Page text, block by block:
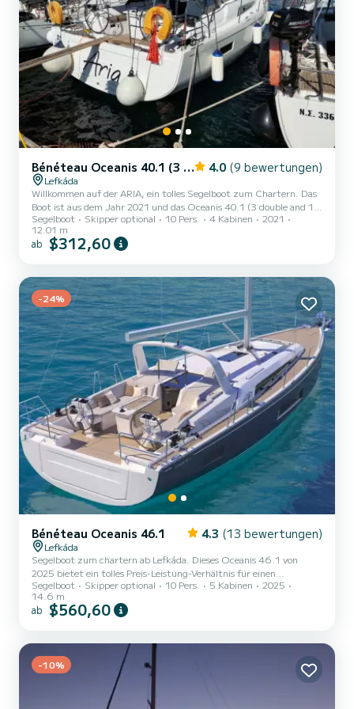
Bénéteau Oceanis 40.1 (3 double and 1 bunk beds) 4.0 (9 bewertungen)
Lefkáda
Willkommen auf der ARIA, ein tolles Segelboot zum Chartern. Das
Boot ist aus dem Jahr 2021 und das Oceanis 40.1 (3 double and 1
bunk beds) bringt Sie zu den schönsten Ankerplätzen um Lefkáda.
Das Boot hat 4 Kabinen mit allem Komfort und eine Kapazität von
10 Personen. Mit einer Gesamtlänge von 12 Metern wird es Ihr
Oceanis 40.1 (3 double and 1 bunk beds) verfügt über 2 Toi...
Segelboot Skipper optional 10 Pers. 4 Kabinen
2021
12.01 m
ab $312,60
-24%
Bénéteau Oceanis 46.1 4.3 (13 bewertungen)
Lefkáda
Segelboot zum chartern ab Lefkáda. Dieses Oceanis 46.1 von
2025 bietet ein tolles Preis-Leistung-Verhältnis für einen
mehrtägigen oder mehrwöchigen Törn. Sie möchten einen
unvergesslichen Törn auf diesem Segelboot mit 15 Metern Länge
verbringen? Sie können mit bis zu 10 Personen an Bord kommen
Rollgroßsegel und einem Roll...
Segelboot Skipper optional 10 Pers. 5 Kabinen
2025
14.6 m
ab $560,60
-10%